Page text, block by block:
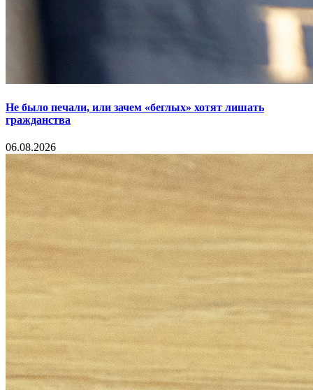
Не было печали, или зачем «беглых» хотят лишать
гражданства
06.08.2026